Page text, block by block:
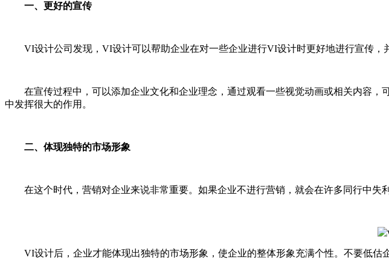
一、更好的宣传
VI设计公司发现，VI设计可以帮助企业在对一些企业进行VI设计时更好地进行宣传，
在宣传过程中，可以添加企业文化和企业理念，通过观看一些视觉动画或相关内容，
中发挥很大的作用。
二、体现独特的市场形象
在这个时代，营销对企业来说非常重要。如果企业不进行营销，就会在许多同行中失
VI设计后，企业才能体现出独特的市场形象，使企业的整体形象充满个性。不要低估